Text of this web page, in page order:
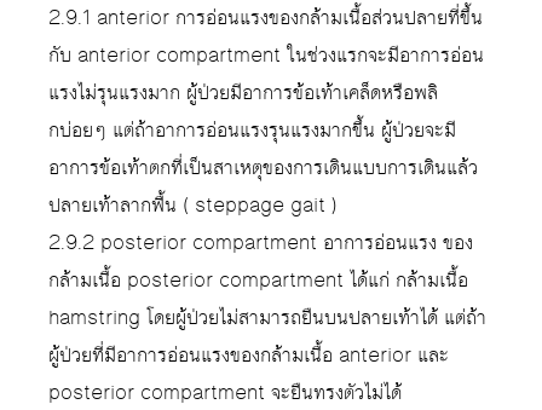
2.9.1 anterior การอ่อนแรงของกล้ามเนื้อส่วนปลายที่ขึ้น
กับ anterior compartment ในช่วงแรกจะมีอาการอ่อน
แรงไม่รุนแรงมาก ผู้ป่วยมีอาการข้อเท้าเคล็ดหรือพลิ
กบ่อยๆ แต่ถ้าอาการอ่อนแรงรุนแรงมากขึ้น ผู้ป่วยจะมี
อาการข้อเท้าตกที่เป็นสาเหตุของการเดินแบบการเดินแล้ว
ปลายเท้าลากพื้น ( steppage gait )
2.9.2 posterior compartment อาการอ่อนแรง ของ
กล้ามเนื้อ posterior compartment ได้แก่ กล้ามเนื้อ
hamstring โดยผู้ป่วยไม่สามารถยืนบนปลายเท้าได้ แต่ถ้า
ผู้ป่วยที่มีอาการอ่อนแรงของกล้ามเนื้อ anterior และ
posterior compartment จะยืนทรงตัวไม่ได้